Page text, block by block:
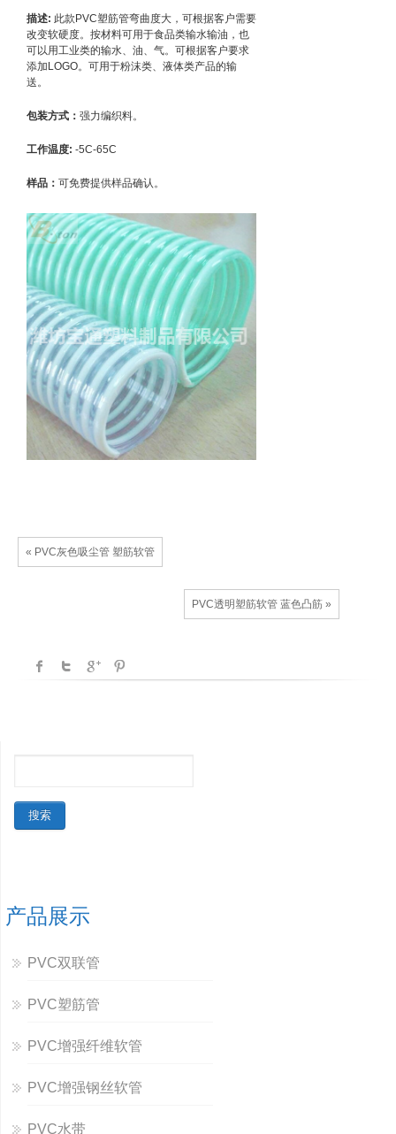
描述: 此款PVC塑筋管弯曲度大，可根据客户需要
改变软硬度。按材料可用于食品类输水输油，也
可以用工业类的输水、油、气。可根据客户要求
添加LOGO。可用于粉沫类、液体类产品的输
送。
包装方式： 强力编织料。
工作温度: -5C-65C
样品： 可免费提供样品确认。
« PVC灰色吸尘管 塑筋软管
PVC透明塑筋软管 蓝色凸筋 »
产品展示
PVC双联管
PVC塑筋管
PVC增强纤维软管
PVC增强钢丝软管
PVC水带